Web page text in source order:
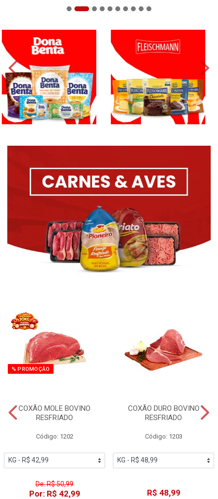
% PROMOÇÃO
COXÃO MOLE BOVINO
RESFRIADO
Código: 1202
De: R$ 50,99
Por: R$ 42,99
COXÃO DURO BOVINO
RESFRIADO
Código: 1203
R$ 48,99